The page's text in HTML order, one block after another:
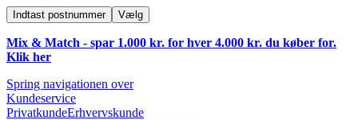
Indtast postnummer Vælg
Mix & Match - spar 1.000 kr. for hver 4.000 kr. du køber for.
Klik her
Spring navigationen over
Kundeservice
PrivatkundeErhvervskunde